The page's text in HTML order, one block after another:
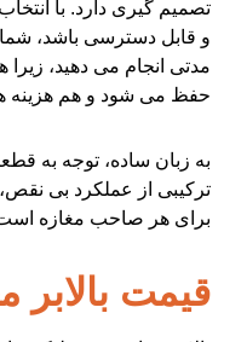
تصمیم گیری دارد. با
و قابل دسترسی باشد،
مدتی انجام می دهید،
حفظ می شود و هم هزینه
به زبان ساده، توجه به
ترکیبی از عملکرد بی
برای هر صاحب مغازه
قیمت بالابر